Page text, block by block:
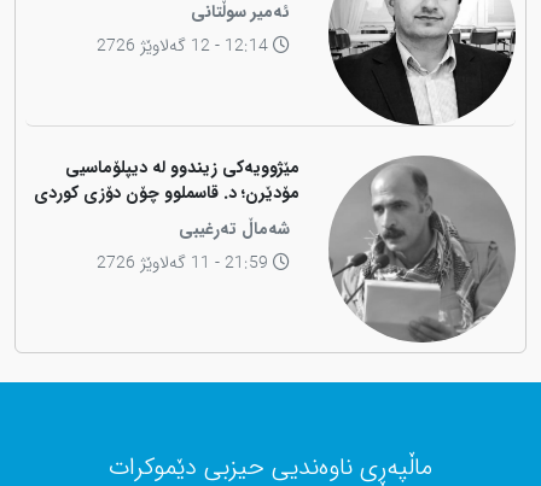
ئەمیر سوڵتانی
12:14 - 12 گەلاوێژ 2726
مێژوویەکی زیندوو لە دیپلۆماسیی
مۆدێرن؛ د. قاسملوو چۆن دۆزی کوردی
لە شاخەوە گواستەوە بۆ ناوەندە
بڕیاردەرەکانی جیهان؟
شەماڵ تەرغیبی
ماڵپەڕی ناوەندیی حیزبی دێموکرات